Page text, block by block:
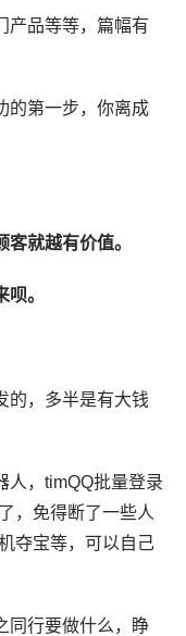
产品等等，篇幅有
的第一步，你离成
就越有价值。
。
的，多半是有大钱
人，timQQ批量登录
，免得断了一些人
夺宝等，可以自己
同行要做什么，睁